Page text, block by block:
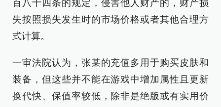
百八十四条的规定，侵害他人财产的，财产损
失按照损失发生时的市场价格或者其他合理方
式计算。
一审法院认为，张某的充值多用于购买皮肤和
装备，但这些并不能在游戏中增加属性且更新
换代快、保值率较低，除非是绝版或有实用价